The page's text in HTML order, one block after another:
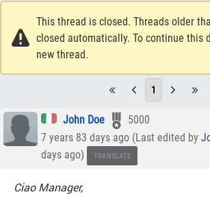
This thread is closed. Threads older
closed automatically. To continue this
new thread.
1
John Doe
5000
7 years 83 days ago (Last edited by
days ago)
TRANSLATE
Ciao Manager,